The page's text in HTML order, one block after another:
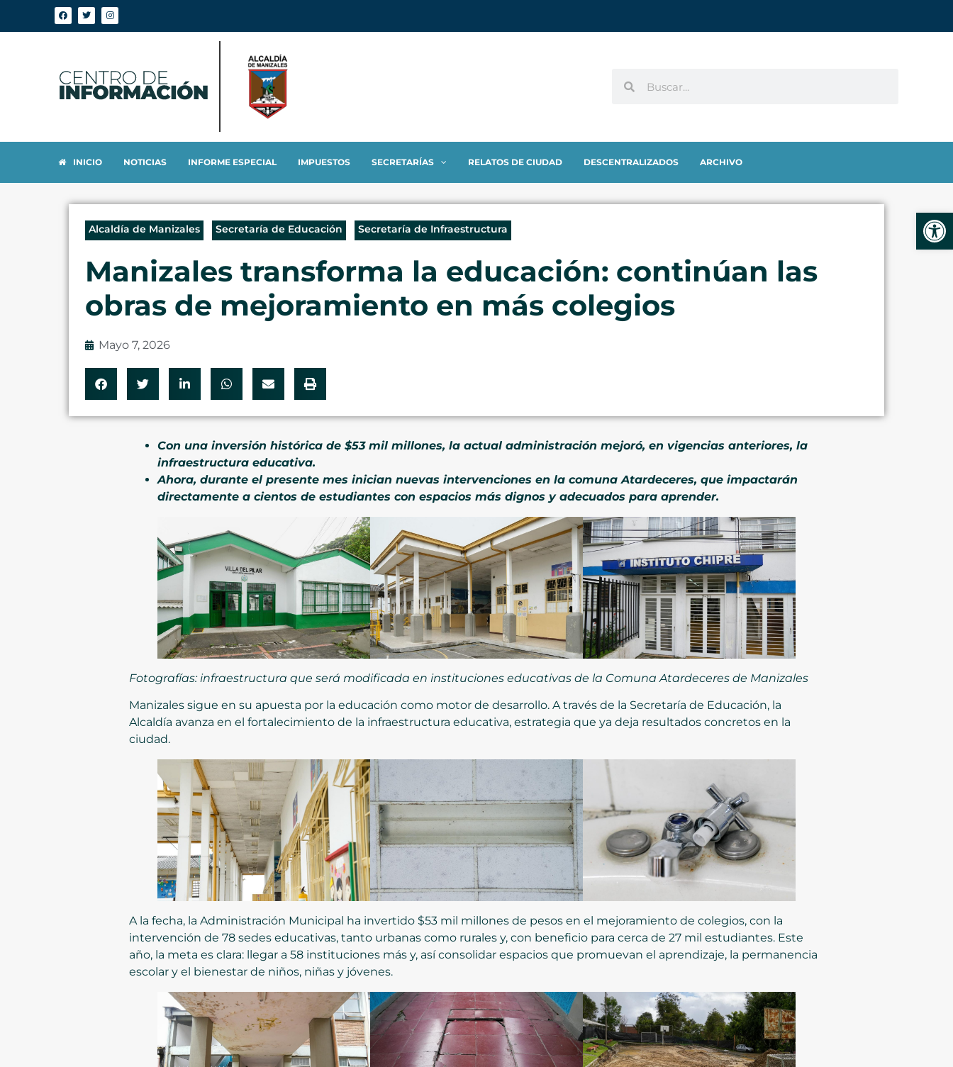
INICIO NOTICIAS INFORME ESPECIAL IMPUESTOS SECRETARÍAS RELATOS DE CIUDAD DESCENTRALIZADOS ARCHIVO
Alcaldía de Manizales Secretaría de Educación Secretaría de Infraestructura
Manizales transforma la educación: continúan las
obras de mejoramiento en más colegios
Mayo 7, 2026
Con una inversión histórica de $53 mil millones, la actual administración mejoró, en vigencias anteriores, la
infraestructura educativa.
Ahora, durante el presente mes inician nuevas intervenciones en la comuna Atardeceres, que impactarán
directamente a cientos de estudiantes con espacios más dignos y adecuados para aprender.
Fotografías: infraestructura que será modificada en instituciones educativas de la Comuna Atardeceres de Manizales
Manizales sigue en su apuesta por la educación como motor de desarrollo. A través de la Secretaría de Educación, la
Alcaldía avanza en el fortalecimiento de la infraestructura educativa, estrategia que ya deja resultados concretos en la
ciudad.
A la fecha, la Administración Municipal ha invertido $53 mil millones de pesos en el mejoramiento de colegios, con la
intervención de 78 sedes educativas, tanto urbanas como rurales y, con beneficio para cerca de 27 mil estudiantes. Este
año, la meta es clara: llegar a 58 instituciones más y, así consolidar espacios que promuevan el aprendizaje, la permanencia
escolar y el bienestar de niños, niñas y jóvenes.